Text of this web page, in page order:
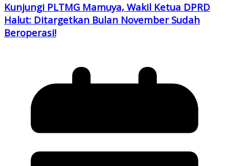
Kunjungi PLTMG Mamuya, Wakil Ketua DPRD
Halut: Ditargetkan Bulan November Sudah
Beroperasi!